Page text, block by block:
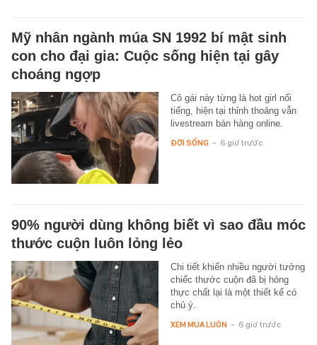
Mỹ nhân ngành múa SN 1992 bí mật sinh
con cho đại gia: Cuộc sống hiện tại gây
choáng ngợp
Cô gái này từng là hot girl nổi
tiếng, hiện tại thỉnh thoảng vẫn
livestream bán hàng online.
ĐỜI SỐNG - 6 giờ trước
90% người dùng không biết vì sao đầu móc
thước cuộn luôn lỏng lẻo
Chi tiết khiến nhiều người tưởng
chiếc thước cuộn đã bị hỏng
thực chất lại là một thiết kế có
chủ ý.
XEM MUA LUÔN - 6 giờ trước